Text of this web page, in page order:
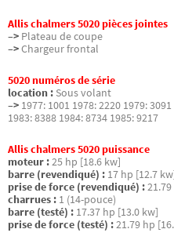
Allis chalmers 5020 pièces jointes
–> Plateau de coupe
–>Chargeur frontal
5020 numéros de série
location : Sous volant
–> 1977: 1001 1978: 2220 1979:
1983: 8388 1984: 8734 1985: 9217
Allis chalmers 5020 puissance
moteur :25 hp [18.6 kw]
barre (revendiqué) : 17 hp [12.7
prise de force (revendiqué) :
charrues : 1 (14-pouce)
barre (testé) : 17.37 hp [13.0 kw]
prise de force (testé) :21.79 hp